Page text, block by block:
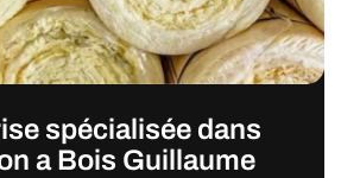
spécialisée dans
a Bois Guillaume